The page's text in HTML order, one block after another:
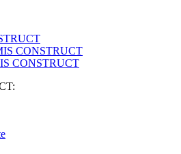
CONSTRUCT
CONSTRUCT